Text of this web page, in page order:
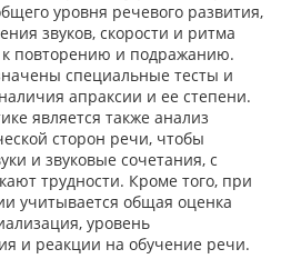
уровня речевого развития,
звуков, скорости и ритма
к повторению и подражанию.
специальные тесты и
апраксии и ее степени.
является также анализ
сторон речи, чтобы
и звуковые сочетания, с
трудности. Кроме того, при
учитывается общая оценка
уровень
и реакции на обучение речи.